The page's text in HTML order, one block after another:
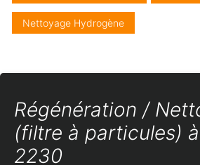
Nettoyage Hydrogène
Régénération /
(filtre à particules)
2230